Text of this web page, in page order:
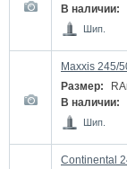
В наличии:
Шип.
Maxxis 245/
Размер:
В наличии:
Шип.
Continental